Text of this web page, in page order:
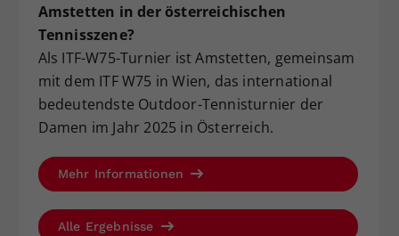
Amstetten in der österreichischen
Tennisszene?
Als ITF-W75-Turnier ist Amstetten, gemeinsam
mit dem ITF W75 in Wien, das international
bedeutendste Outdoor-Tennisturnier der
Damen im Jahr 2025 in Österreich.
Mehr Informationen
Alle Ergebnisse